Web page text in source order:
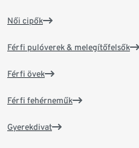
Női cipők
Férfi pulóverek & melegítőfelsők
Férfi övek
Férfi fehérneműk
Gyerekdivat